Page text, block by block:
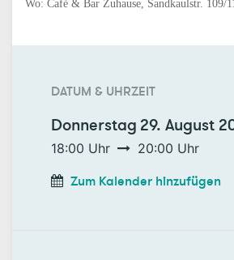
Wo: Café & Bar Zuhause, Sandkaulstr. 109/
DATUM & UHRZEIT
Donnerstag 29. August
18:00 Uhr 20:00 Uhr
Zum Kalender hinzufügen